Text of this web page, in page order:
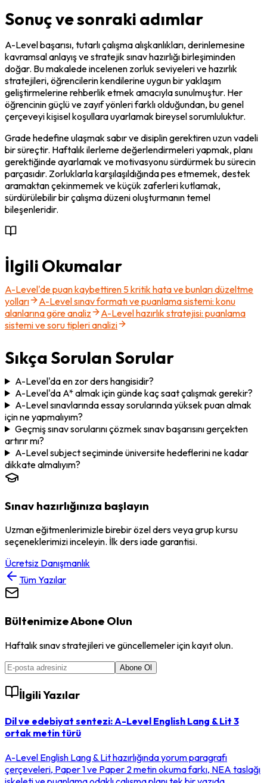
Sonuç ve sonraki adımlar
A-Level başarısı, tutarlı çalışma alışkanlıkları, derinlemesine
kavramsal anlayış ve stratejik sınav hazırlığı birleşiminden
doğar. Bu makalede incelenen zorluk seviyeleri ve hazırlık
stratejileri, öğrencilerin kendilerine uygun bir yaklaşım
geliştirmelerine rehberlik etmek amacıyla sunulmuştur. Her
öğrencinin güçlü ve zayıf yönleri farklı olduğundan, bu genel
çerçeveyi kişisel koşullara uyarlamak bireysel sorumluluktur.
Grade hedefine ulaşmak sabır ve disiplin gerektiren uzun vadeli
bir süreçtir. Haftalık ilerleme değerlendirmeleri yapmak, planı
gerektiğinde ayarlamak ve motivasyonu sürdürmek bu sürecin
parçasıdır. Zorluklarla karşılaşıldığında pes etmemek, destek
aramaktan çekinmemek ve küçük zaferleri kutlamak,
sürdürülebilir bir çalışma düzeni oluşturmanın temel
bileşenleridir.
İlgili Okumalar
A-Level'de puan kaybettiren 5 kritik hata ve bunları düzeltme
yolları
A-Level sınav formatı ve puanlama sistemi: konu
alanlarına göre analiz
A-Level hazırlık stratejisi: puanlama
sistemi ve soru tipleri analizi
Sıkça Sorulan Sorular
A-Level'da en zor ders hangisidir?
A-Level'da A* almak için günde kaç saat çalışmak gerekir?
A-Level sınavlarında essay sorularında yüksek puan almak
için ne yapmalıyım?
Geçmiş sınav sorularını çözmek sınav başarısını gerçekten
artırır mı?
A-Level subject seçiminde üniversite hedeflerini ne kadar
dikkate almalıyım?
Sınav hazırlığınıza başlayın
Uzman eğitmenlerimizle birebir özel ders veya grup kursu
seçeneklerimizi inceleyin. İlk ders iade garantisi.
Ücretsiz Danışmanlık
Tüm Yazılar
Bültenimize Abone Olun
Haftalık sınav stratejileri ve güncellemeler için kayıt olun.
Abone Ol
İlgili Yazılar
Dil ve edebiyat sentezi: A-Level English Lang & Lit 3
ortak metin türü
A-Level English Lang & Lit hazırlığında yorum paragrafı
çerçeveleri, Paper 1 ve Paper 2 metin okuma farkı, NEA taslağı